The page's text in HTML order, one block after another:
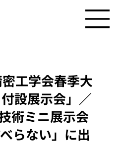
密工学会春季大
設展示会」／
術ミニ展示会
らない」に出